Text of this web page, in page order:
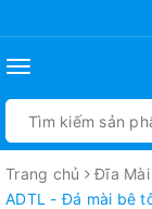
Toggle
Trang chủ Đĩa Mài
ADTL - Đá mài bê